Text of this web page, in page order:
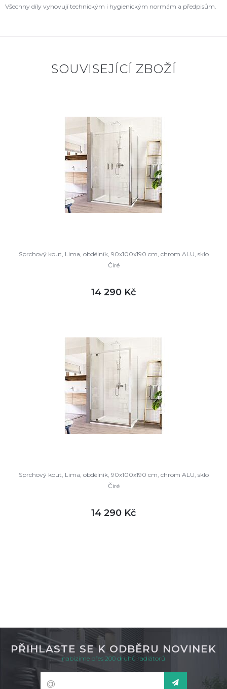
Všechny díly vyhovují technickým i hygienickým normám a předpisům.
SOUVISEJÍCÍ ZBOŽÍ
Sprchový kout, Lima, obdélník, 90x100x190 cm, chrom ALU, sklo
Čiré
14 290 Kč
Sprchový kout, Lima, obdélník, 90x100x190 cm, chrom ALU, sklo
Čiré
14 290 Kč
PŘIHLASTE SE K ODBĚRU NOVINEK
nabízíme přes 200 druhů radiátorů